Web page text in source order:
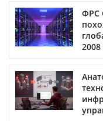
ФРС
2008